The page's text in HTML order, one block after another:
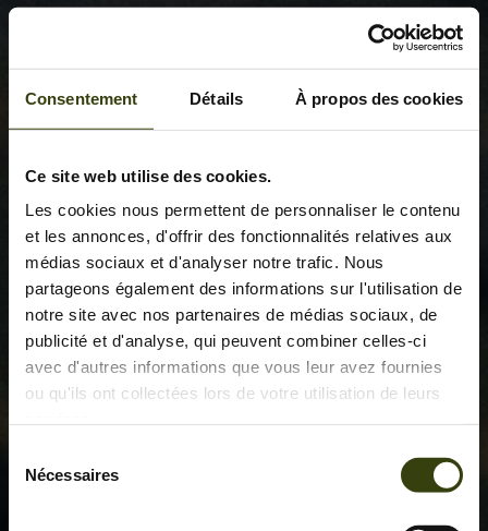
Consentement Détails À propos des cookies
Ce site web utilise des cookies.
Les cookies nous permettent de personnaliser le contenu
et les annonces, d'offrir des fonctionnalités relatives aux
médias sociaux et d'analyser notre trafic. Nous
partageons également des informations sur l'utilisation de
notre site avec nos partenaires de médias sociaux, de
publicité et d'analyse, qui peuvent combiner celles-ci
avec d'autres informations que vous leur avez fournies
ou qu'ils ont collectées lors de votre utilisation de leurs
Nécessaires